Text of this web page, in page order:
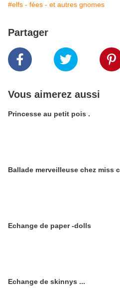
#elfs - fées - et autres gnomes
Partager
Vous aimerez aussi
Princesse au petit pois .
Ballade merveilleuse chez miss
Echange de paper -dolls
Echange de skinnys ...